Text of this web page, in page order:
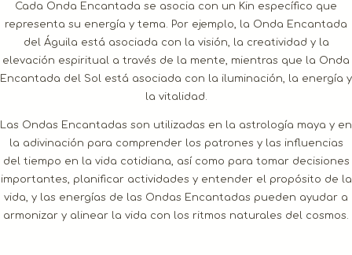
Cada Onda Encantada se asocia con un Kin específico que
representa su energía y tema. Por ejemplo, la Onda Encantada
del Águila está asociada con la visión, la creatividad y la
elevación espiritual a través de la mente, mientras que la Onda
Encantada del Sol está asociada con la iluminación, la energía y
la vitalidad.
Las Ondas Encantadas son utilizadas en la astrología maya y en
la adivinación para comprender los patrones y las influencias
del tiempo en la vida cotidiana, así como para tomar decisiones
importantes, planificar actividades y entender el propósito de la
vida, y las energías de las Ondas Encantadas pueden ayudar a
armonizar y alinear la vida con los ritmos naturales del cosmos.